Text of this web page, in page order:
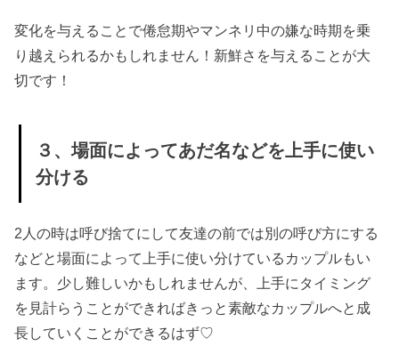
変化を与えることで倦怠期やマンネリ中の嫌な時期を乗
り越えられるかもしれません！新鮮さを与えることが大
切です！
３、場面によってあだ名などを上手に使い
分ける
2人の時は呼び捨てにして友達の前では別の呼び方にする
などと場面によって上手に使い分けているカップルもい
ます。少し難しいかもしれませんが、上手にタイミング
を見計らうことができればきっと素敵なカップルへと成
長していくことができるはず♡